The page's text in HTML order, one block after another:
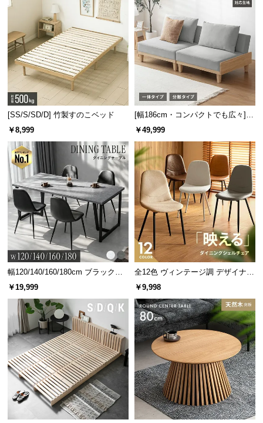
[SS/S/SD/D] 竹製すのこベッド
￥8,999
[幅186cm・コンパクトでも広々] 3
人掛けソファベッド リクライニン
￥49,999
幅120/140/160/180cm ブラックフ
レーム ダイニング 大理石調 4人掛
￥19,999
全12色 ヴィンテージ調 デザイナー
ズシェルチェア
￥9,998